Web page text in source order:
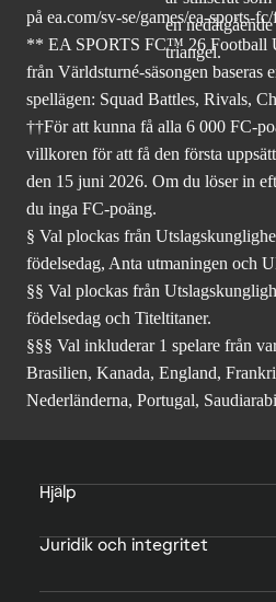
på ea.com/sv-se/games/ea-sports-
** EA SPORTS FC™ 26 Football
från Världsturné-säsongen baseras
spellägen: Squad Battles, Rivals,
††För att kunna få alla 6 000 FC-
villkoren för att få den första
den 15 juni 2026. Om du löser in
du inga FC-poäng.
§ Val plockas från
födelsedag, Anta utmaningen och
§§ Val plockas från
födelsedag och Titeltitaner.
§§§ Val inkluderar 1 spelare från
Brasilien, Kanada, England,
Nederländerna, Portugal,
Hjälp
Juridik och integritet